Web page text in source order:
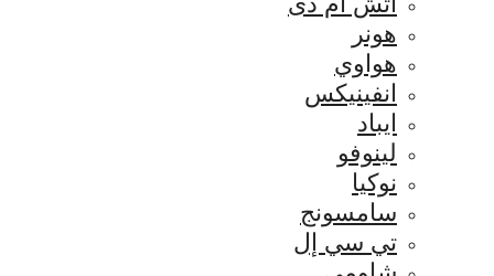
هونر
هواوي
انفينيكس
ايباد
لينوفو
نوكيا
سامسونج
تي سي إل